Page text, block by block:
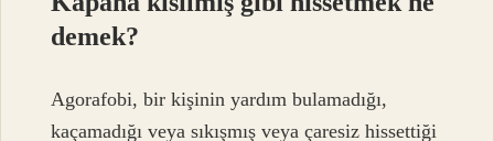
demek?
Agorafobi, bir kişinin yardım bulamadığı,
kaçamadığı veya sıkışmış veya çaresiz hissettiği